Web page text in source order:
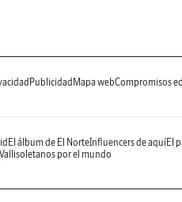
Publicidad Mapa webCompromisos
El álbum de El NorteInfluencers de aquíEl
por el mundo